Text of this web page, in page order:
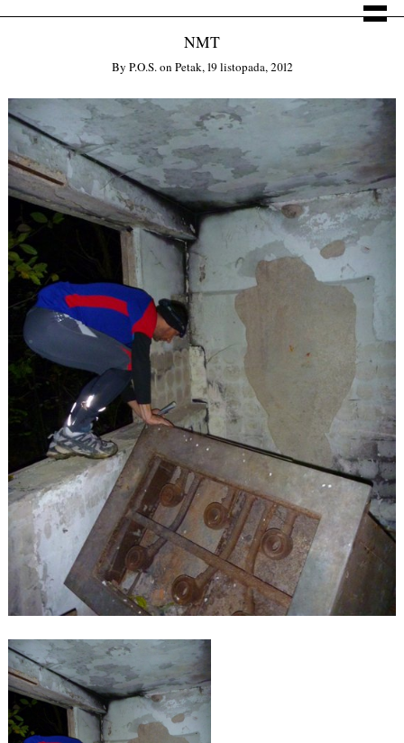
NMT
By P.o.s.on Petak, 19 listopada, 2012